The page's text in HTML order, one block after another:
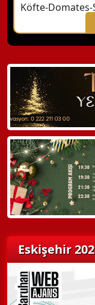
Köfte-Domates-
Hemen
Detaylı
Eskişehir